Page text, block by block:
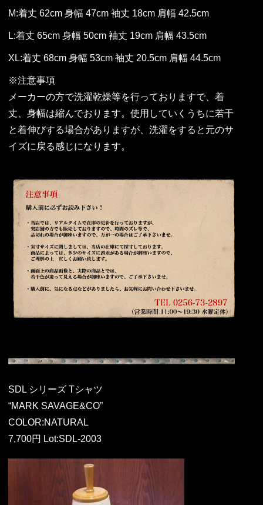
M:着丈 62cm 身幅 47cm 袖丈 18cm 肩幅 42.5cm
L:着丈 65cm 身幅 50cm 袖丈 19cm 肩幅 43.5cm
XL:着丈 68cm 身幅 53cm 袖丈 20.5cm 肩幅 44.5cm
※注意事項
メーカーの方で洗濯乾燥等を行っておりますで、着
丈、身幅は縮んでおります。使用していくうちに若干
と着伸びする場合がありますが、洗濯をすると元のサ
イズに戻る感じになります。
SDL シリーズ Tシャツ
“MARK SAVAGE&CO”
COLOR:NATURAL
7,700円 Lot:SDL-2003